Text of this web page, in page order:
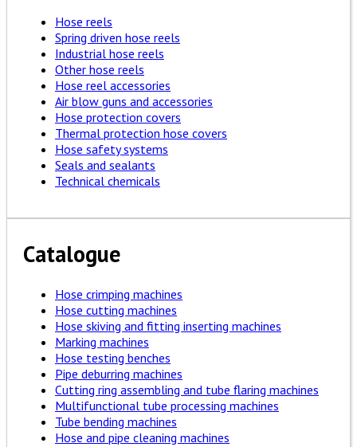
Hose reels
Spring driven hose reels
Industrial hose reels
Other hose reels
Hose reel accessories
Air blow guns and accessories
Hose protection covers
Thermal protection hose covers
Hose safety systems
Seals and sealants
Technical chemicals
Catalogue
Hose crimping machines
Hose cutting machines
Hose skiving and fitting inserting machines
Marking machines
Hose testing benches
Pipe deburring machines
Cutting ring assembling and tube flaring machines
Multifunctional tube processing machines
Tube bending machines
Hose and pipe cleaning machines